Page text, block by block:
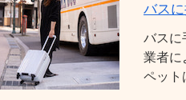
バス
バスに
業者に
ペット